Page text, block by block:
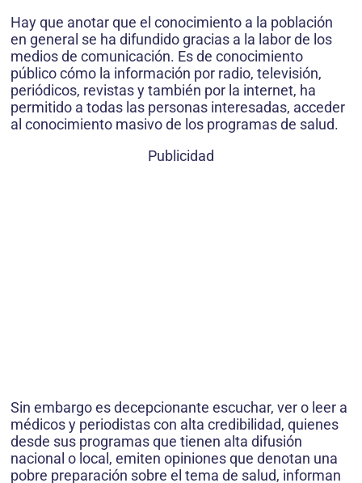
Hay que anotar que el conocimiento a la población
en general se ha difundido gracias a la labor de los
medios de comunicación. Es de conocimiento
público cómo la información por radio, televisión,
periódicos, revistas y también por la internet, ha
permitido a todas las personas interesadas, acceder
al conocimiento masivo de los programas de salud.
Publicidad
Sin embargo es decepcionante escuchar, ver o leer a
médicos y periodistas con alta credibilidad, quienes
desde sus programas que tienen alta difusión
nacional o local, emiten opiniones que denotan una
pobre preparación sobre el tema de salud, informan